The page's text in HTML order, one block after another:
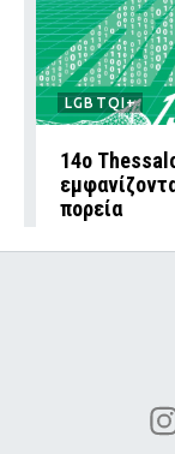
LGBTQI+
14ο
πορεία